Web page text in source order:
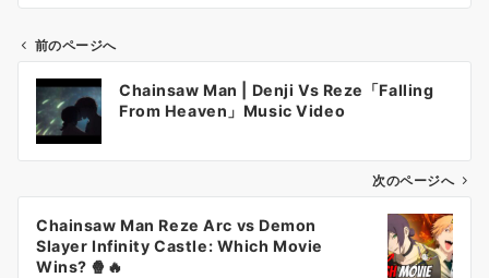
ビ
前のページへ
Chainsaw Man | Denji Vs Reze「Falling
From Heaven」Music Video
次のページへ
Chainsaw Man Reze Arc vs Demon
Slayer Infinity Castle: Which Movie
Wins? 🍿🔥